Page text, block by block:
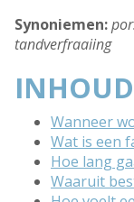
Synoniemen:
tandverfraaiing
INHOUD
Wanneer
Wat is een
Hoe lang
Waaruit